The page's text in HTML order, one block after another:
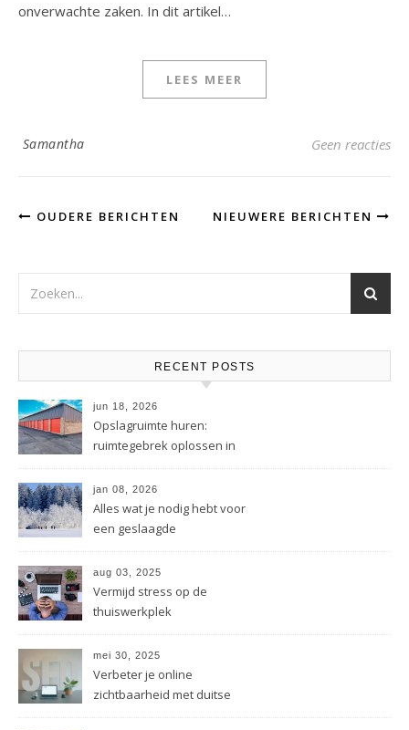
onverwachte zaken. In dit artikel…
LEES MEER
Samantha Geen reacties
OUDERE BERICHTEN NIEUWERE BERICHTEN
RECENT POSTS
jun 18, 2026
Opslagruimte huren:
ruimtegebrek oplossen in
jan 08, 2026
Alles wat je nodig hebt voor
een geslaagde
aug 03, 2025
Vermijd stress op de
thuiswerkplek
mei 30, 2025
Verbeter je online
zichtbaarheid met duitse